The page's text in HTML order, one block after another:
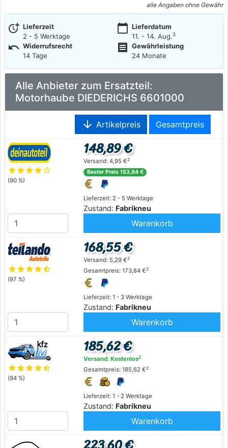
alle Angaben ohne Gewähr
more_time Lieferzeit
2 - 5 Werktage
calendar_today Lieferdatum
11. - 14. Aug.3
undo Widerrufsrecht
14 Tage
receipt
Gewährleistung
24 Monate
Alle Anbieter zum Ersatzteil:
Motorhaube DIEDERICHS 6601000
arrow_downward Artikelpreis Gesamtpreis
starstarstarstarstar_outline
(90 %)
Lieferzeit: 2 - 5 Werktage
Zustand: Fabrikneu
148,89 €
Versand: 4,95 €2
Bester Preis 153,84 €
Warenkorb
starstarstarstarstar_half
(97 %)
Lieferzeit: 1 - 3 Werktage
Zustand: Fabrikneu
168,55 €
Versand: 5,29 €2
Gesamtpreis: 173,84 €2
Warenkorb
starstarstarstarstar_half
(94 %)
Lieferzeit: 1 - 2 Werktage
Zustand: Fabrikneu
185,62 €
Versand: Kostenlos2
Gesamtpreis: 185,62 €2
Warenkorb